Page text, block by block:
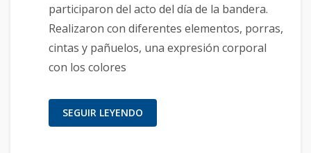
participaron del acto del día de la bandera.
Realizaron con diferentes elementos, porras,
cintas y pañuelos, una expresión corporal
con los colores
SEGUIR LEYENDO